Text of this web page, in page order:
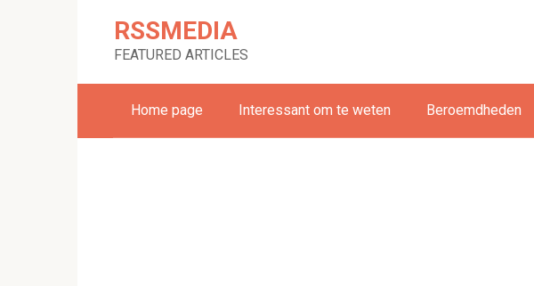
RSSMEDIA
FEATURED ARTICLES
Home page Interessant om te weten Beroemdheden